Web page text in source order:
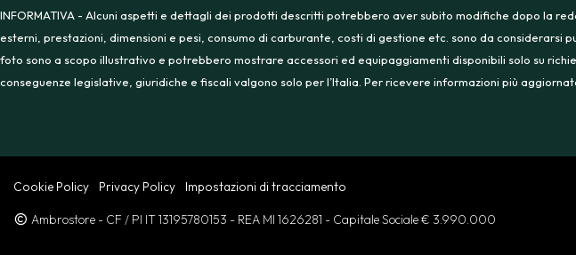
INFORMATIVA - Alcuni aspetti e dettagli dei prodotti descritti potrebbero aver subito modifiche dopo la
esterni, prestazioni, dimensioni e pesi, consumo di carburante, costi di gestione etc. sono da
foto sono a scopo illustrativo e potrebbero mostrare accessori ed equipaggiamenti disponibili solo su
conseguenze legislative, giuridiche e fiscali valgono solo per l’Italia. Per ricevere informazioni più
Cookie Policy Privacy Policy Impostazioni di tracciamento
Ambrostore - CF / PI IT 13195780153 - REA MI 1626281 - Capitale Sociale € 3.990.000